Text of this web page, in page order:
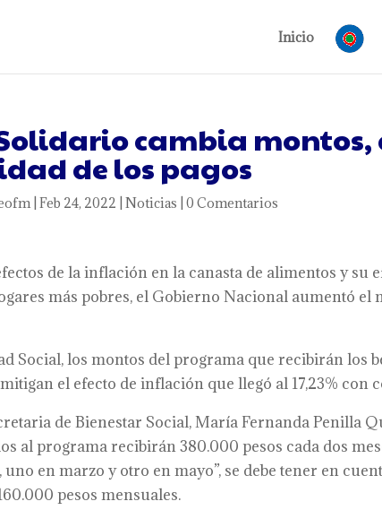
Inicio
cambia montos,
de los pagos
|Feb 24, 2022 |Noticias |0 Comentarios
de la inflación en la canasta de alimentos y su
más pobres, el Gobierno Nacional aumentó el
Social, los montos del programa que recibirán los
el efecto de inflación que llegó al 17,23% con
de Bienestar Social, María Fernanda Penilla
al programa recibirán 380.000 pesos cada dos
uno en marzo y otro en mayo”, se debe tener en
pesos mensuales.